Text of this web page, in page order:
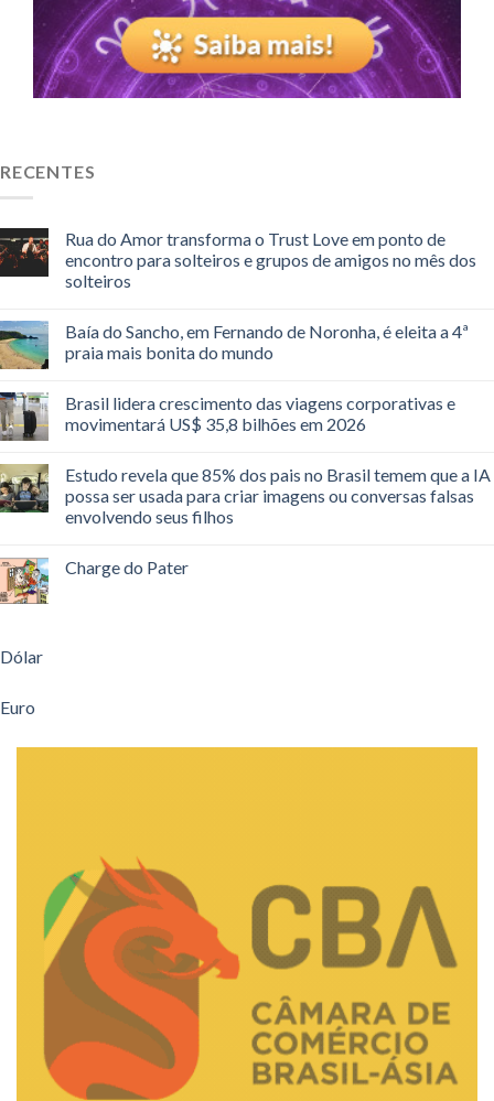
RECENTES
Rua do Amor transforma o Trust Love em ponto de
encontro para solteiros e grupos de amigos no mês dos
solteiros
Baía do Sancho, em Fernando de Noronha, é eleita a 4ª
praia mais bonita do mundo
Brasil lidera crescimento das viagens corporativas e
movimentará US$ 35,8 bilhões em 2026
Estudo revela que 85% dos pais no Brasil temem que a IA
possa ser usada para criar imagens ou conversas falsas
envolvendo seus filhos
Charge do Pater
Dólar
Euro